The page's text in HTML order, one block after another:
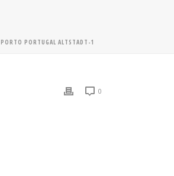
PORTO PORTUGAL ALTSTADT-1
0